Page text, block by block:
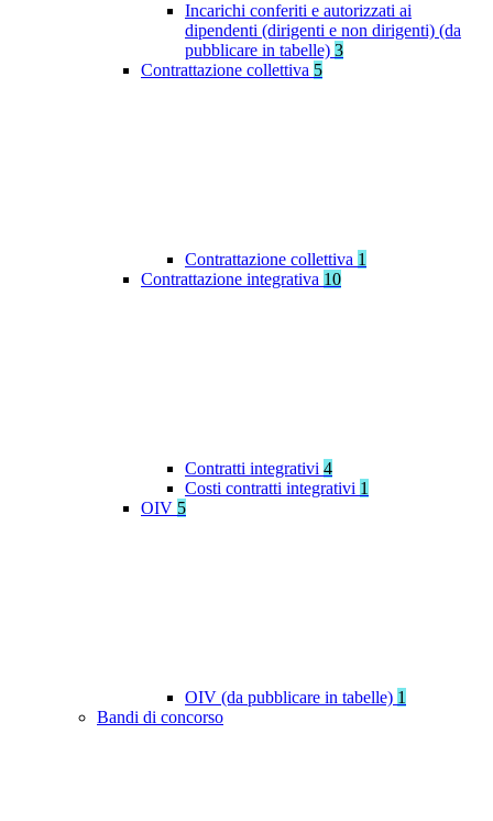
Incarichi conferiti e autorizzati ai
dipendenti (dirigenti e non dirigenti) (da
pubblicare in tabelle) 3
Contrattazione collettiva 5
Contrattazione collettiva 1
Contrattazione integrativa 10
Contratti integrativi 4
Costi contratti integrativi 1
OIV 5
OIV (da pubblicare in tabelle) 1
Bandi di concorso